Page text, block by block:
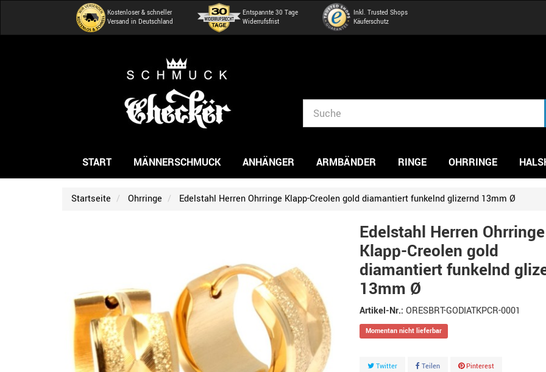
Kostenloser & schneller
Versand in Deutschland
Entspannte 30 Tage
Widerrufsfrist
Inkl. Trusted Shops
Käuferschutz
START MÄNNERSCHMUCK ANHÄNGER ARMBÄNDER RINGE OHRRINGE
Startseite Ohrringe Edelstahl Herren Ohrringe Klapp-Creolen gold diamantiert funkelnd glizernd 13mm Ø
Edelstahl Herren Ohrringe
Klapp-Creolen gold
diamantiert funkelnd
13mm Ø
Artikel-Nr.: ORESBRT-GODIATKPCR-0001
Momentan nicht lieferbar
Twitter Teilen Pinterest